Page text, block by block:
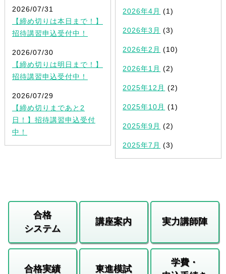
2026/07/31
【締め切りは本日まで！】
招待講習申込受付中！
2026/07/30
【締め切りは明日まで！】
招待講習申込受付中！
2026/07/29
【締め切りまであと2
日！】招待講習申込受付
中！
2026年4月 (1)
2026年3月 (3)
2026年2月 (10)
2026年1月 (2)
2025年12月 (2)
2025年10月 (1)
2025年9月 (2)
2025年7月 (3)
合格
システム
講座案内 実力講師陣
合格実績 東進模試
学費・